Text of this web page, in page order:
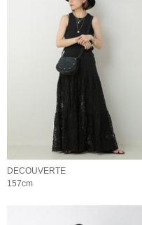
DECOUVERTE
157cm